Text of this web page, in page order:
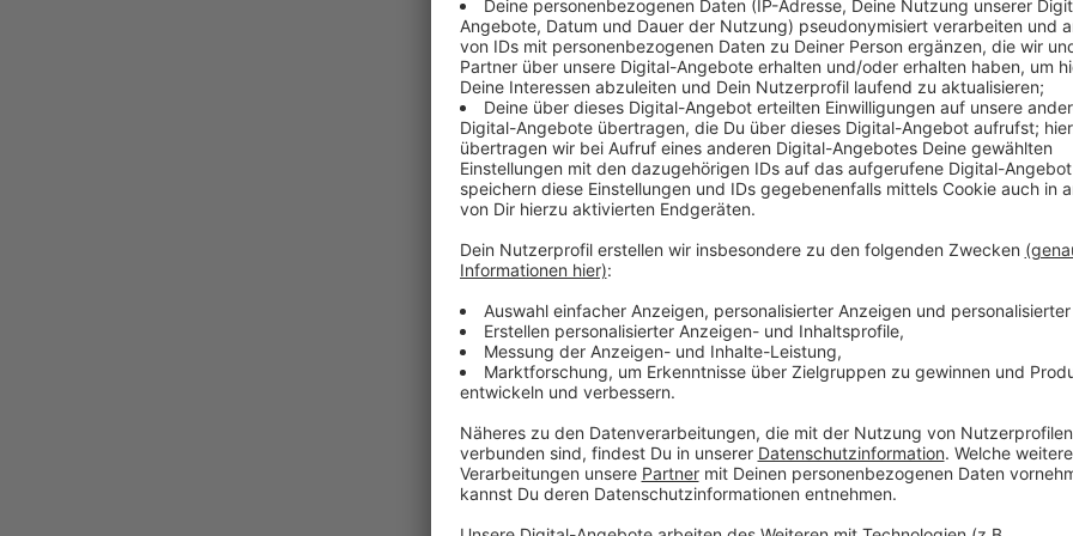
Anzeige
Hendrik Frost
Das zufälligste Wissen der
Das zufälligste Wissen der Welt mit Hendrik
Das gesamte Wissen ist immer dabei: Dank
uns quasi das sämtliches Wissen der Menschheit